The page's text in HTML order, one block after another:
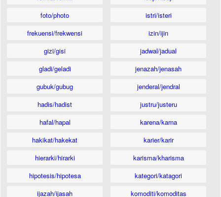
foto/photo
frekuensi/frekwensi
gizi/gisi
gladi/geladi
gubuk/gubug
hadis/hadist
hafal/hapal
hakikat/hakekat
hierarki/hirarki
hipotesis/hipotesa
ijazah/ijasah
istri/isteri
izin/ijin
jadwal/jadual
jenazah/jenasah
jenderal/jendral
justru/justeru
karena/karna
karier/karir
karisma/kharisma
kategori/katagori
komoditi/komoditas